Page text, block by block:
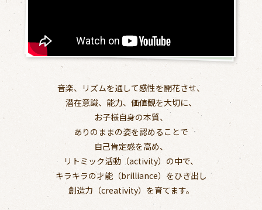
音楽、リズムを通して感性を開花させ、
潜在意識、能力、価値観を大切に、
お子様自身の本質、
ありのままの姿を認めることで
自己肯定感を高め、
リトミック活動（activity）の中で、
キラキラの才能（brilliance）をひき出し
創造力（creativity）を育てます。